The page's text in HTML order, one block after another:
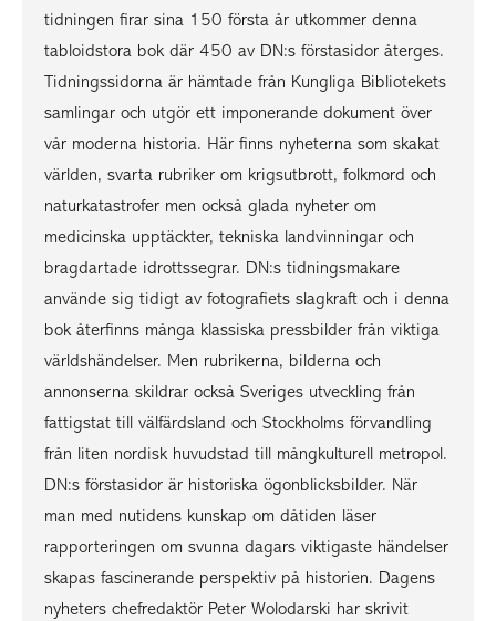
tidningen firar sina 150 första år utkommer denna
tabloidstora bok där 450 av DN:s förstasidor återges.
Tidningssidorna är hämtade från Kungliga Bibliotekets
samlingar och utgör ett imponerande dokument över
vår moderna historia. Här finns nyheterna som skakat
världen, svarta rubriker om krigsutbrott, folkmord och
naturkatastrofer men också glada nyheter om
medicinska upptäckter, tekniska landvinningar och
bragdartade idrottssegrar. DN:s tidningsmakare
använde sig tidigt av fotografiets slagkraft och i denna
bok återfinns många klassiska pressbilder från viktiga
världshändelser. Men rubrikerna, bilderna och
annonserna skildrar också Sveriges utveckling från
fattigstat till välfärdsland och Stockholms förvandling
från liten nordisk huvudstad till mångkulturell metropol.
DN:s förstasidor är historiska ögonblicksbilder. När
man med nutidens kunskap om dåtiden läser
rapporteringen om svunna dagars viktigaste händelser
skapas fascinerande perspektiv på historien. Dagens
nyheters chefredaktör Peter Wolodarski har skrivit